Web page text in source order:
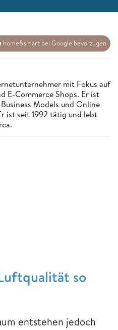
home&smart bei Google bevorzugen
mit Fokus auf
E-Commerce Shops. Er ist
Models und Online
ist seit 1992 tätig und lebt
so
entstehen jedoch